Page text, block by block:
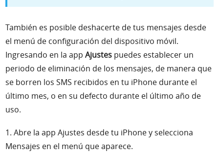
También es posible deshacerte de tus mensajes desde
el menú de configuración del dispositivo móvil.
Ingresando en la appAjustes puedes establecer un
periodo de eliminación de los mensajes, de manera que
se borren los SMS recibidos en tu iPhone durante el
último mes, o en su defecto durante el último año de
uso.
1. Abre la app Ajustes desde tu iPhone y selecciona
Mensajes en el menú que aparece.